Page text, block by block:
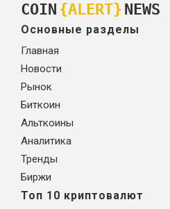
COIN {ALERT} NEWS
Основные разделы
Главная
Новости
Рынок
Биткоин
Альткоины
Аналитика
Тренды
Биржи
Топ 10 криптовалют